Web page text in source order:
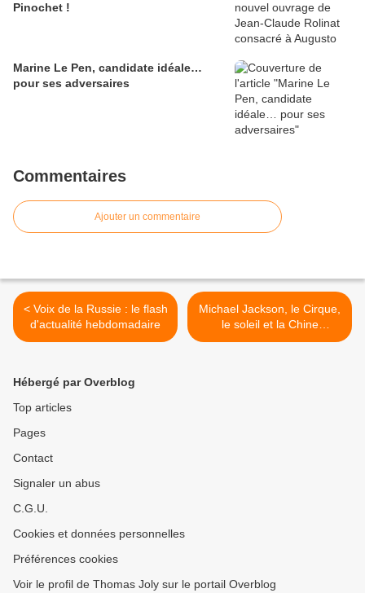
Pinochet !
Marine Le Pen, candidate idéale…
pour ses adversaires
Commentaires
Ajouter un commentaire
< Voix de la Russie : le flash
d'actualité hebdomadaire
Michael Jackson, le Cirque,
le soleil et la Chine
communiste >
Hébergé par Overblog
Top articles
Pages
Contact
Signaler un abus
C.G.U.
Cookies et données personnelles
Préférences cookies
Voir le profil de Thomas Joly sur le portail Overblog